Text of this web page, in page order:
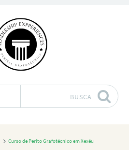
BUSCA
Curso de Perito Grafotécnico em Xexéu